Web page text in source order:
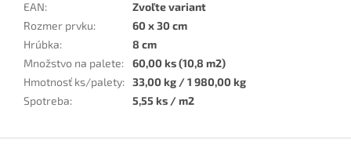
EAN:
Zvoľte variant
Rozmer prvku:
60 x 30 cm
Hrúbka:
8 cm
Množstvo na palete:
60,00 ks (10,8 m2)
Hmotnosť ks/palety: 33,00 kg / 1 980,00 kg
Spotreba: 5,55 ks / m2